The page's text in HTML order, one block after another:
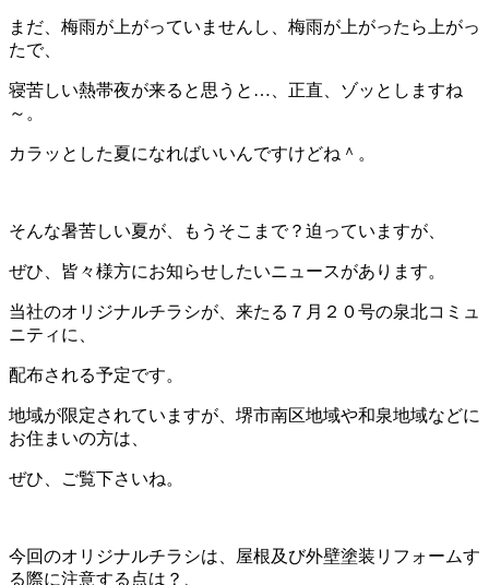
まだ、梅雨が上がっていませんし、梅雨が上がったら上がっ
たで、
寝苦しい熱帯夜が来ると思うと…、正直、ゾッとしますね
～。
カラッとした夏になればいいんですけどね＾。
そんな暑苦しい夏が、もうそこまで？迫っていますが、
ぜひ、皆々様方にお知らせしたいニュースがあります。
当社のオリジナルチラシが、来たる７月２０号の泉北コミュ
ニティに、
配布される予定です。
地域が限定されていますが、堺市南区地域や和泉地域などに
お住まいの方は、
ぜひ、ご覧下さいね。
今回のオリジナルチラシは、屋根及び外壁塗装リフォームす
る際に注意する点は？、